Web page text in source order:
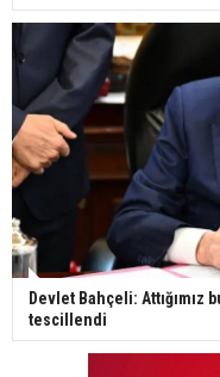
Devlet Bahçeli: Attığımız
tescillendi